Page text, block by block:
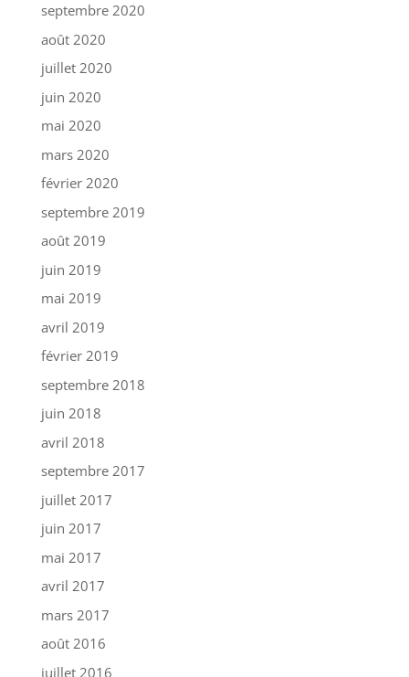
septembre 2020
août 2020
juillet 2020
juin 2020
mai 2020
mars 2020
février 2020
septembre 2019
août 2019
juin 2019
mai 2019
avril 2019
février 2019
septembre 2018
juin 2018
avril 2018
septembre 2017
juillet 2017
juin 2017
mai 2017
avril 2017
mars 2017
août 2016
juillet 2016